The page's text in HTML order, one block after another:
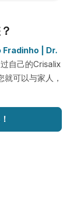
| Dr.
自己的Crisalix
可以与家人，